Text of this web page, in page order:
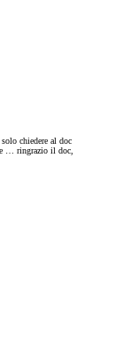
chiedere al doc
… ringrazio il doc,